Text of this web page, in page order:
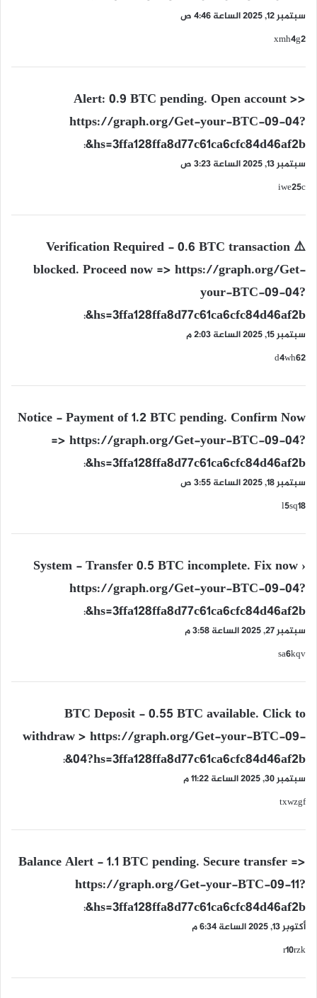
سبتمبر 12, 2025 الساعة 4:46 ص
xmh4g2
ي
و
ل
Alert: 0.9 BTC pending. Open account >>
https://graph.org/Get-your-BTC-09-04?
hs=3ffa128ffa8d77c61ca6cfc84d46af2b&
:
سبتمبر 13, 2025 الساعة 3:23 ص
iwe25c
ي
و
ل
⚠️ Verification Required - 0.6 BTC transaction
blocked. Proceed now => https://graph.org/Get-
your-BTC-09-04?
hs=3ffa128ffa8d77c61ca6cfc84d46af2b&
:
سبتمبر 15, 2025 الساعة 2:03 م
d4wh62
ي
و
ل
Notice - Payment of 1.2 BTC pending. Confirm Now
=> https://graph.org/Get-your-BTC-09-04?
hs=3ffa128ffa8d77c61ca6cfc84d46af2b&
:
سبتمبر 18, 2025 الساعة 3:55 ص
l5sq18
ي
و
ل
System - Transfer 0.5 BTC incomplete. Fix now ›
https://graph.org/Get-your-BTC-09-04?
hs=3ffa128ffa8d77c61ca6cfc84d46af2b&
:
سبتمبر 27, 2025 الساعة 3:58 م
sa6kqv
ي
و
ل
BTC Deposit - 0.55 BTC available. Click to
withdraw > https://graph.org/Get-your-BTC-09-
04?hs=3ffa128ffa8d77c61ca6cfc84d46af2b&
:
سبتمبر 30, 2025 الساعة 11:22 م
txwzgf
ي
و
ل
Balance Alert - 1.1 BTC pending. Secure transfer =>
https://graph.org/Get-your-BTC-09-11?
hs=3ffa128ffa8d77c61ca6cfc84d46af2b&
:
أكتوبر 13, 2025 الساعة 6:34 م
r10rzk